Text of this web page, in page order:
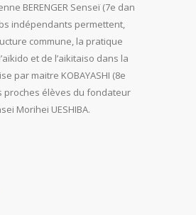
BERENGER Senseï (7e dan
indépendants permettent,
commune, la pratique
et de l’aikitaiso dans la
par maitre KOBAYASHI (8e
proches élèves du fondateur
Morihei UESHIBA.